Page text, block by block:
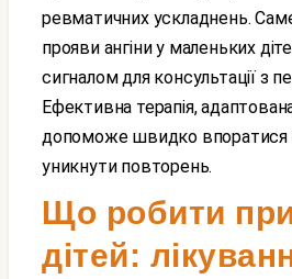
ревматичних ускладнень.
прояви ангіни у маленьких
сигналом для консультації з
Ефективна терапія,
допоможе швидко впоратися
уникнути повторень.
Що робити при
дітей: